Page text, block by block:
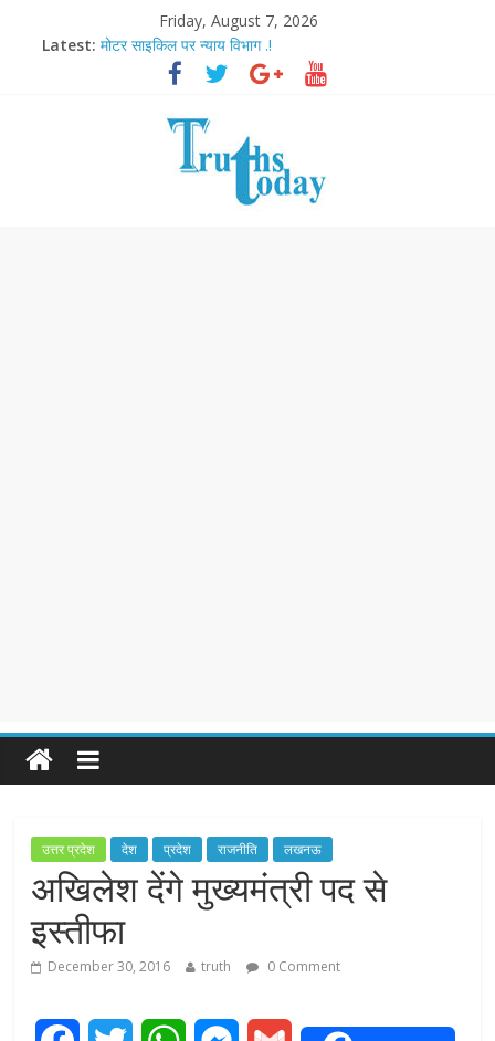
Friday, August 7, 2026
Latest: मोटर साइकिल पर न्याय विभाग .!
Ram Mandir Pran Pratishthan-अयोध्या में विराजे रामलला
मासूम लेकिन खतरनाक है आरपीजी अटैक का नाबालिग आरोपी..!
अब फिल्मों के लिए धार्मिक बोर्ड..!
आज बिखर जाएगा इमरान खान का विकेट
उत्तर प्रदेश देश प्रदेश राजनीति लखनऊ
अखिलेश देंगे मुख्यमंत्री पद से
इस्तीफा
December 30, 2016 truth 0 Comment